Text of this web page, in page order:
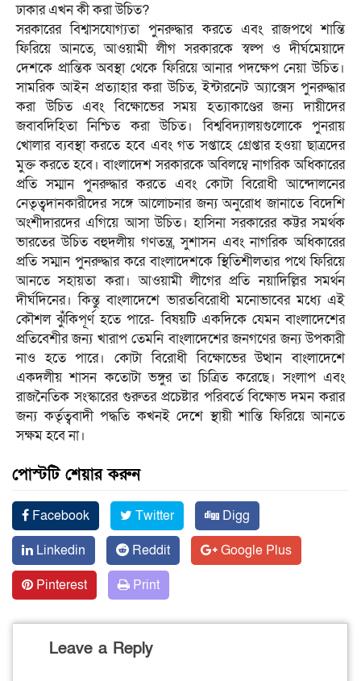
ঢাকার এখন কী করা উচিত?
সরকারের বিশ্বাসযোগ্যতা পুনরুদ্ধার করতে এবং রাজপথে শান্তি
ফিরিয়ে আনতে, আওয়ামী লীগ সরকারকে স্বল্প ও দীর্ঘমেয়াদে
দেশকে প্রান্তিক অবস্থা থেকে ফিরিয়ে আনার পদক্ষেপ নেয়া উচিত।
সামরিক আইন প্রত্যাহার করা উচিত, ইন্টারনেট অ্যাক্সেস পুনরুদ্ধার
করা উচিত এবং বিক্ষোভের সময় হত্যাকাণ্ডের জন্য দায়ীদের
জবাবদিহিতা নিশ্চিত করা উচিত। বিশ্ববিদ্যালয়গুলোকে পুনরায়
খোলার ব্যবস্থা করতে হবে এবং গত সপ্তাহে গ্রেপ্তার হওয়া ছাত্রদের
মুক্ত করতে হবে। বাংলাদেশ সরকারকে অবিলম্বে নাগরিক অধিকারের
প্রতি সম্মান পুনরুদ্ধার করতে এবং কোটা বিরোধী আন্দোলনের
নেতৃত্বদানকারীদের সঙ্গে আলোচনার জন্য অনুরোধ জানাতে বিদেশি
অংশীদারদের এগিয়ে আসা উচিত। হাসিনা সরকারের কট্টর সমর্থক
ভারতের উচিত বহুদলীয় গণতন্ত্র, সুশাসন এবং নাগরিক অধিকারের
প্রতি সম্মান পুনরুদ্ধার করে বাংলাদেশকে স্থিতিশীলতার পথে ফিরিয়ে
আনতে সহায়তা করা। আওয়ামী লীগের প্রতি নয়াদিল্লির সমর্থন
দীর্ঘদিনের। কিন্তু বাংলাদেশে ভারতবিরোধী মনোভাবের মধ্যে এই
কৌশল ঝুঁঁকিপূর্ণ হতে পারে- বিষয়টি একদিকে যেমন বাংলাদেশের
প্রতিবেশীর জন্য খারাপ তেমনি বাংলাদেশের জনগণের জন্য উপকারী
নাও হতে পারে। কোটা বিরোধী বিক্ষোভের উত্থান বাংলাদেশে
একদলীয় শাসন কতোটা ভঙ্গুর তা চিত্রিত করেছে। সংলাপ এবং
রাজনৈতিক সংস্কারের গুরুতর প্রচেষ্টার পরিবর্তে বিক্ষোভ দমন করার
জন্য কর্তৃত্ববাদী পদ্ধতি কখনই দেশে স্থায়ী শান্তি ফিরিয়ে আনতে
সক্ষম হবে না।
পোস্টটি শেয়ার করুন
Facebook Twitter
Digg
Linkedin
Reddit
Google Plus
Pinterest
Print
Leave a Reply